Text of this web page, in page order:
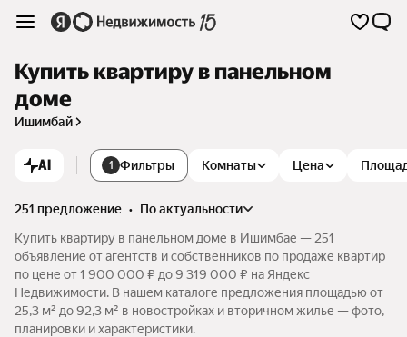
Купить квартиру в панельном
доме
Ишимбай
AI 1 Фильтры Комнаты Цена
251 предложение •
по актуальности
Купить квартиру в панельном доме в Ишимбае — 251
объявление от агентств и собственников по продаже квартир
по цене от 1 900 000 ₽ до 9 319 000 ₽ на Яндекс
Недвижимости. В нашем каталоге предложения площадью от
25,3 м² до 92,3 м² в новостройках и вторичном жилье — фото,
планировки и характеристики.